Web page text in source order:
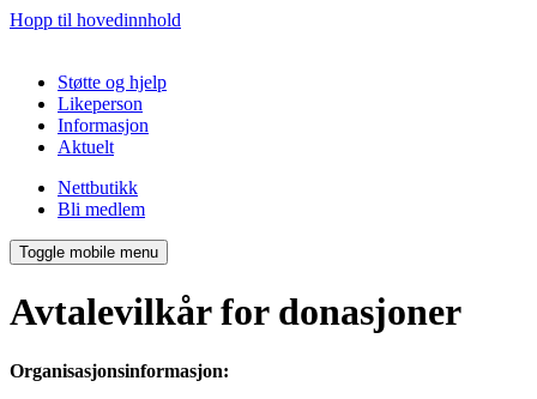
Hopp til hovedinnhold
Støtte og hjelp
Likeperson
Informasjon
Aktuelt
Nettbutikk
Bli medlem
Toggle mobile menu
Avtalevilkår for donasjoner
Organisasjonsinformasjon: